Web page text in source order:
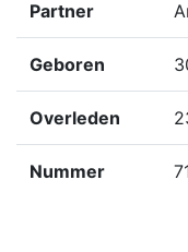
Partner
Geboren
Overleden
Nummer